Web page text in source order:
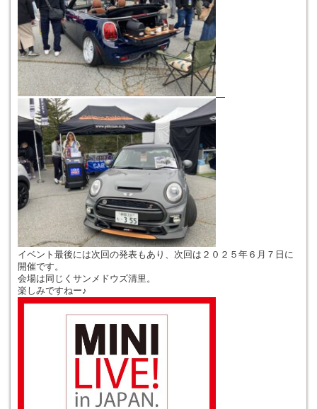
イベント最後には次回の発表もあり、次回は２０２５年６月７日に
開催です。
会場は同じくサンメドウズ清里。
楽しみですねー♪